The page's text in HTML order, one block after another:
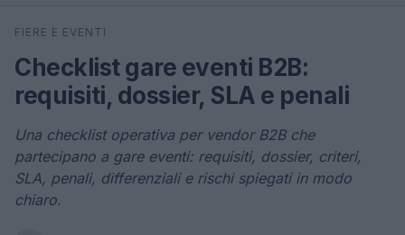
Cerca
FIERE E EVENTI
Checklist gare eventi B2B:
requisiti, dossier, SLA e penali
Una checklist operativa per vendor B2B che
partecipano a gare eventi: requisiti, dossier, criteri,
SLA, penali, differenziali e rischi spiegati in modo
chiaro.